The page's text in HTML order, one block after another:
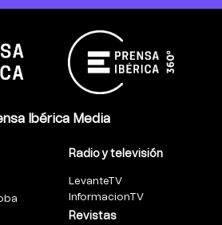
Ibérica Media
Radio y televisión
LevanteTV
InformacionTV
Revistas